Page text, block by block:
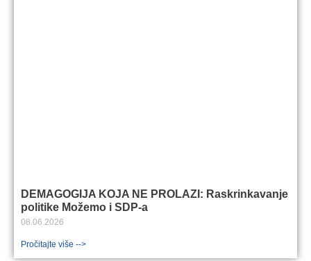
DEMAGOGIJA KOJA NE PROLAZI: Raskrinkavanje
politike Možemo i SDP-a
08.06.2026
Pročitajte više -->